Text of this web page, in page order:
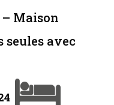
– Maison
seules avec